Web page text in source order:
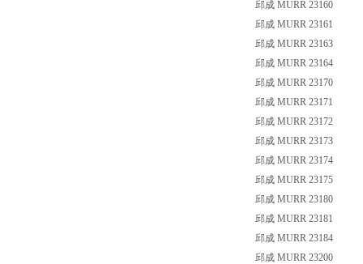
邱成 MURR 23160
邱成 MURR 23161
邱成 MURR 23163
邱成 MURR 23164
邱成 MURR 23170
邱成 MURR 23171
邱成 MURR 23172
邱成 MURR 23173
邱成 MURR 23174
邱成 MURR 23175
邱成 MURR 23180
邱成 MURR 23181
邱成 MURR 23184
邱成 MURR 23200